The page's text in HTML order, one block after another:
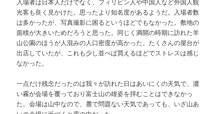
光客も良く見かけた。思ったより知名度があるようだ。入場者数
は多かったが、写真撮影に困るというほどでもなかった。敷地の
面積が大きいためだろうと思った。同じく満開の時期に訪れた羊
山公園のほうが人混みの人口密度が高かった。たくさんの屋台が
出店していたが、これも少し並べば買えるほどでストレスは感じ
なかった。
一点だけ残念だったのは我々が訪れた日はあいにくの天気で、濃
い霧が会場を覆っており富士山の雄姿を拝むことはできなかっ
た。会場は山中なので、麓で問題ない天気であっても、いざ山あ